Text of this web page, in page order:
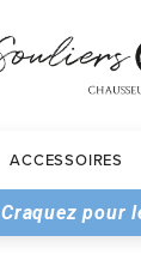
ACCESSOIRES
Craquez pour